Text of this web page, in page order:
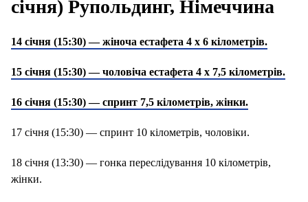
січня) Рупольдинг, Німеччина
14 січня (15:30) — жіноча естафета 4 х 6 кілометрів.
15 січня (15:30) — чоловіча естафета 4 х 7,5 кілометрів.
16 січня (15:30) — спринт 7,5 кілометрів, жінки.
17 січня (15:30) — спринт 10 кілометрів, чоловіки.
18 січня (13:30) — гонка переслідування 10 кілометрів,
жінки.